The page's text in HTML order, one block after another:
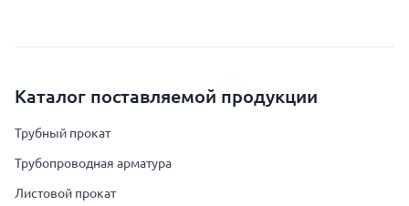
Каталог поставляемой продукции
Трубный прокат
Трубопроводная арматура
Листовой прокат